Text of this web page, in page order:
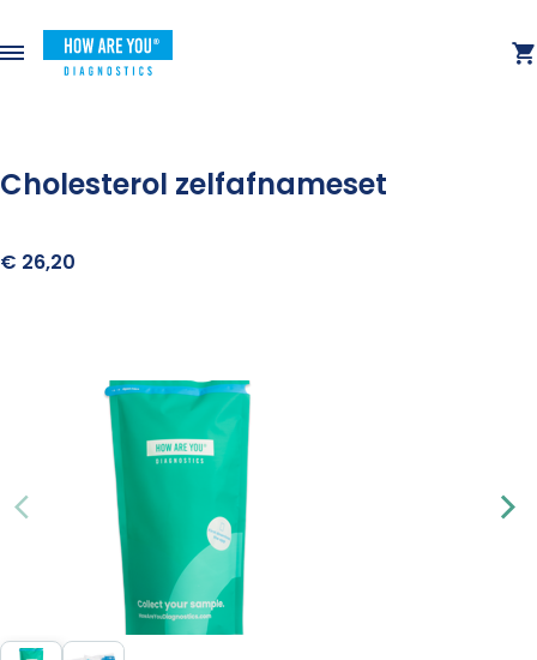
Cholesterol zelfafnameset
€ 26,20